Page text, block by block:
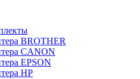
BROTHER
CANON
EPSON
HP